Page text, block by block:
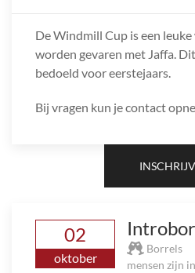
De Windmill Cup is een
worden gevaren met Jaffa.
bedoeld voor eerstejaars.
Bij vragen kun je contact
02
oktober
Borrels
mensen zijn